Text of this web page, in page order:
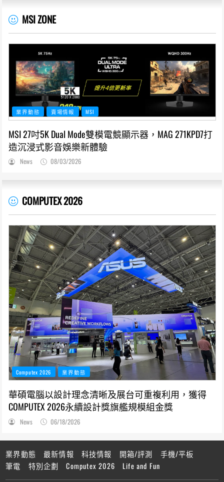
MSI ZONE
業界動態 賣場情報 MSI
MSI 27吋5K Dual Mode雙模電競顯示器，MAG 271KPD7打
造沉浸式影音娛樂新體驗
News 08/03/2026
COMPUTEX 2026
Computex 2026 業界動態
華碩電腦以設計理念清晰及展台可重複利用，獲得
COMPUTEX 2026永續設計獎旗艦規模組金獎
News 06/18/2026
業界動態 最新情報 科技情報 開箱/評測
手機/平板
筆電
特別企劃 Computex 2026 Life and Fun